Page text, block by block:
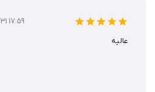
چگونه کار می کند؟ 17:59
عالیه